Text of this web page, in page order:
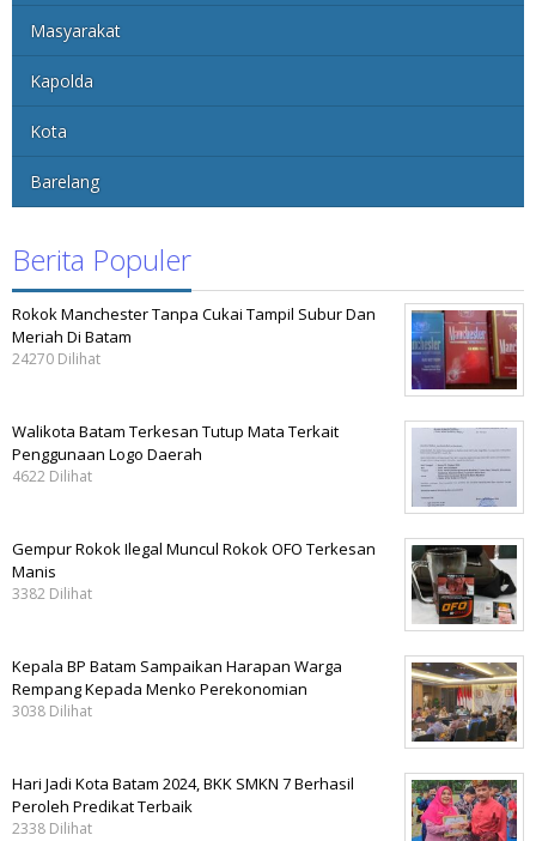
Masyarakat
Kapolda
Kota
Barelang
Berita Populer
Rokok Manchester Tanpa Cukai Tampil Subur Dan
Meriah Di Batam
24270 Dilihat
Walikota Batam Terkesan Tutup Mata Terkait
Penggunaan Logo Daerah
4622 Dilihat
Gempur Rokok Ilegal Muncul Rokok OFO Terkesan
Manis
3382 Dilihat
Kepala BP Batam Sampaikan Harapan Warga
Rempang Kepada Menko Perekonomian
3038 Dilihat
Hari Jadi Kota Batam 2024, BKK SMKN 7 Berhasil
Peroleh Predikat Terbaik
2338 Dilihat